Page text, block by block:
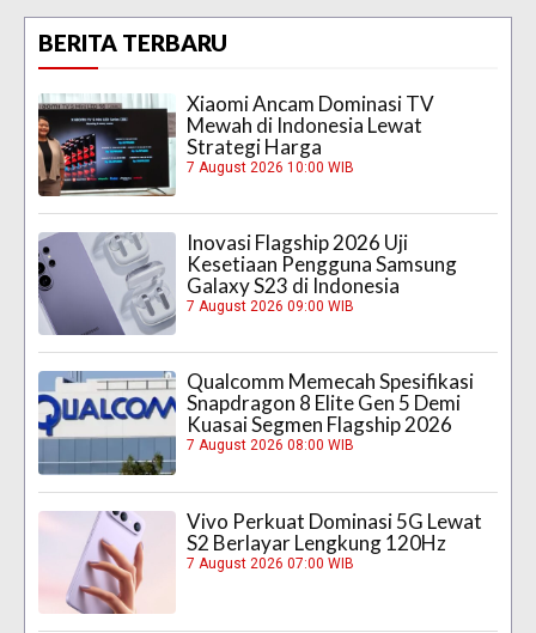
BERITA TERBARU
Xiaomi Ancam Dominasi TV
Mewah di Indonesia Lewat
Strategi Harga
7 August 2026 10:00 WIB
Inovasi Flagship 2026 Uji
Kesetiaan Pengguna Samsung
Galaxy S23 di Indonesia
7 August 2026 09:00 WIB
Qualcomm Memecah Spesifikasi
Snapdragon 8 Elite Gen 5 Demi
Kuasai Segmen Flagship 2026
7 August 2026 08:00 WIB
Vivo Perkuat Dominasi 5G Lewat
S2 Berlayar Lengkung 120Hz
7 August 2026 07:00 WIB